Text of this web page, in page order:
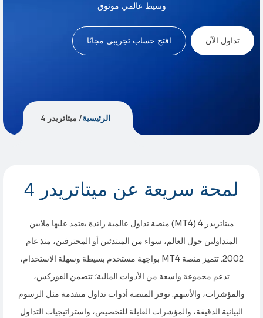
وسيط عالمي موثوق
تداول الآن افتح حساب تجريبي مجانًا
الرئيسية/ ميتاتريدر 4
لمحة سريعة عن ميتاتريدر 4
ميتاتريدر 4 (MT4) منصة تداول عالمية رائدة يعتمد عليها ملايين
المتداولين حول العالم، سواء من المبتدئين أو المحترفين، منذ عام
2002. تتميز منصة MT4 بواجهة مستخدم بسيطة وسهلة الاستخدام،
تدعم مجموعة واسعة من الأدوات المالية؛ تتضمن الفوركس،
والمؤشرات، والأسهم. توفر المنصة أدوات تداول متقدمة مثل الرسوم
البيانية الدقيقة، والمؤشرات القابلة للتخصيص، واستراتيجيات التداول